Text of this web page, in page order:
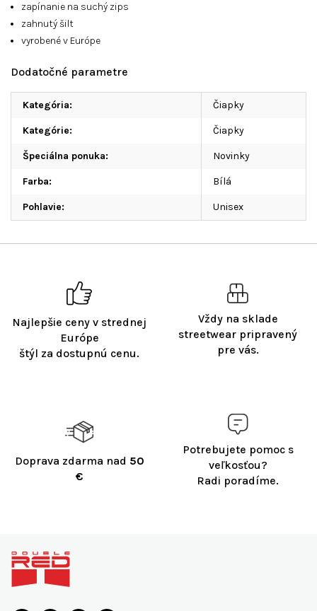
Najlepšie ceny v strednej
Európe
štýl za dostupnú cenu.
Vždy na sklade
streetwear pripravený
pre vás.
Doprava zdarma nad 50
€
Potrebujete pomoc s
veľkosťou?
Radi poradíme.
zapínanie na suchý zips
zahnutý šilt
vyrobené v Európe
Dodatočné parametre
Kategória: Čiapky
Kategórie: Čiapky
Špeciálna ponuka: Novinky
Farba: Bílá
Pohlavie: Unisex